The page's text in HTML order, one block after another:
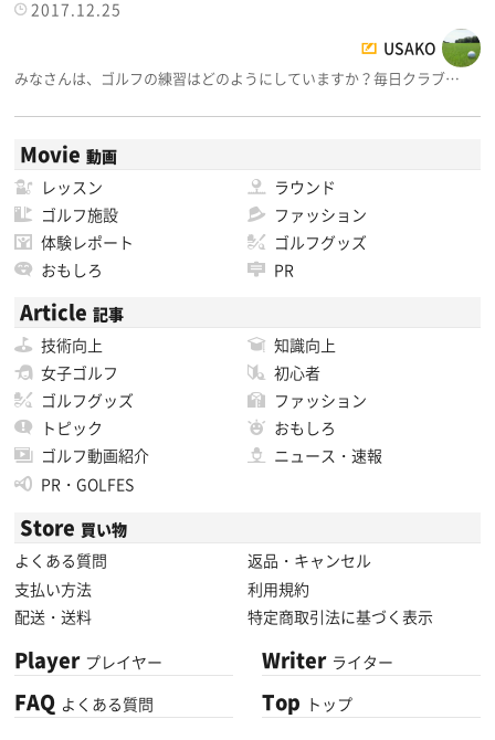
2017.12.25
USAKO
みなさんは、ゴルフの練習はどのようにしていますか？毎日クラブ…
Movie 動画
レッスン
ラウンド
ゴルフ施設
ファッション
体験レポート
ゴルフグッズ
おもしろ
PR
Article 記事
技術向上
知識向上
女子ゴルフ
初心者
ゴルフグッズ
ファッション
トピック
おもしろ
ゴルフ動画紹介
ニュース・速報
PR・GOLFES
Store 買い物
よくある質問
返品・キャンセル
支払い方法
利用規約
配送・送料
特定商取引法に基づく表示
Player プレイヤー
FAQ よくある質問
Writer ライター
Top トップ